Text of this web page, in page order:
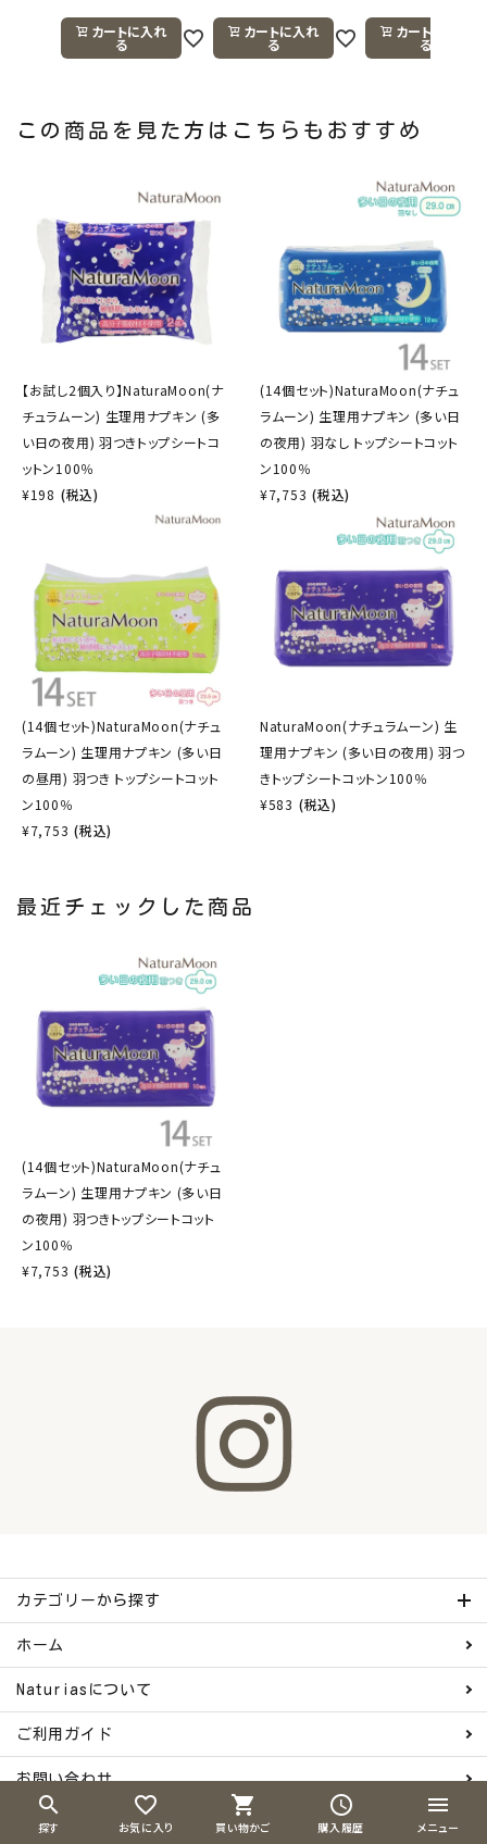
search
探す
favorite_border
お気に入り
shopping_cart
買い物かご
schedule
購入履歴
menu
メニュー
カートに入れ
る
カートに入れ
る
カートに入れ
る
この商品を見た方はこちらもおすすめ
【お試し2個入り】NaturaMoon(ナ
チュラムーン) 生理用ナプキン (多
い日の夜用) 羽つきトップシートコ
ットン100％
¥198 (税込)
(14個セット)NaturaMoon(ナチュ
ラムーン) 生理用ナプキン (多い日
の夜用) 羽なし トップシートコット
ン100％
¥7,753 (税込)
(14個セット)NaturaMoon(ナチュ
ラムーン) 生理用ナプキン (多い日
の昼用) 羽つき トップシートコット
ン100％
¥7,753 (税込)
NaturaMoon(ナチュラムーン) 生
理用ナプキン (多い日の夜用) 羽つ
きトップシートコットン100％
¥583 (税込)
最近チェックした商品
(14個セット)NaturaMoon(ナチュ
ラムーン) 生理用ナプキン (多い日
の夜用) 羽つきトップシートコット
ン100％
¥7,753 (税込)
カテゴリーから探す
ホーム
Naturiasについて
ご利用ガイド
お問い合わせ
会員登録